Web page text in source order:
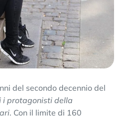
del secondo decennio del
i protagonisti della
. Con il limite di 160